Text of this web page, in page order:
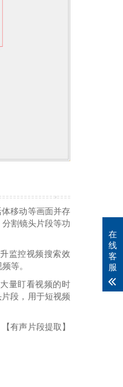
移动等画面并存
割镜头片段等功
监控视频搜索效
等。
量盯看视频的时
段，用于短视频
有声片段提取】
在
线
客
服